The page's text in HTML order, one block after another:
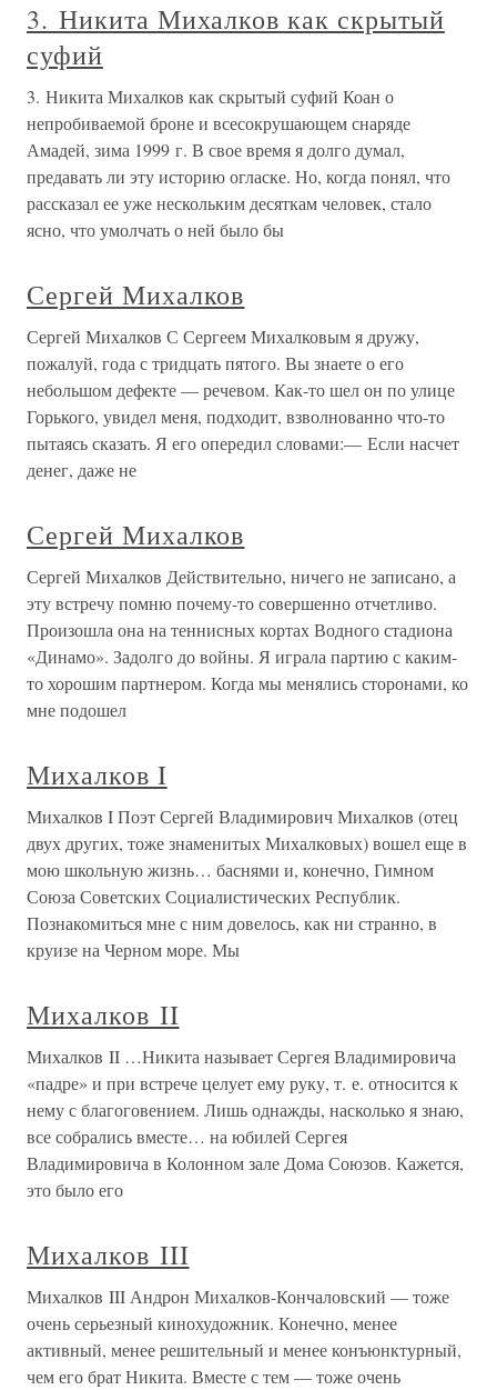
3. Никита Михалков как скрытый
суфий
3. Никита Михалков как скрытый суфий Коан о
непробиваемой броне и всесокрушающем снаряде
Амадей, зима 1999 г. В свое время я долго думал,
предавать ли эту историю огласке. Но, когда понял, что
рассказал ее уже нескольким десяткам человек, стало
ясно, что умолчать о ней было бы
Сергей Михалков
Сергей Михалков С Сергеем Михалковым я дружу,
пожалуй, года с тридцать пятого. Вы знаете о его
небольшом дефекте — речевом. Как-то шел он по улице
Горького, увидел меня, подходит, взволнованно что-то
пытаясь сказать. Я его опередил словами:— Если насчет
денег, даже не
Сергей Михалков
Сергей Михалков Действительно, ничего не записано, а
эту встречу помню почему-то совершенно отчетливо.
Произошла она на теннисных кортах Водного стадиона
«Динамо». Задолго до войны. Я играла партию с каким-
то хорошим партнером. Когда мы менялись сторонами, ко
мне подошел
Михалков I
Михалков I Поэт Сергей Владимирович Михалков (отец
двух других, тоже знаменитых Михалковых) вошел еще в
мою школьную жизнь… баснями и, конечно, Гимном
Союза Советских Социалистических Республик.
Познакомиться мне с ним довелось, как ни странно, в
круизе на Черном море. Мы
Михалков II
Михалков II …Никита называет Сергея Владимировича
«падре» и при встрече целует ему руку, т. е. относится к
нему с благоговением. Лишь однажды, насколько я знаю,
все собрались вместе… на юбилей Сергея
Владимировича в Колонном зале Дома Союзов. Кажется,
это было его
Михалков III
Михалков III Андрон Михалков-Кончаловский — тоже
очень серьезный кинохудожник. Конечно, менее
активный, менее решительный и менее конъюнктурный,
чем его брат Никита. Вместе с тем — тоже очень